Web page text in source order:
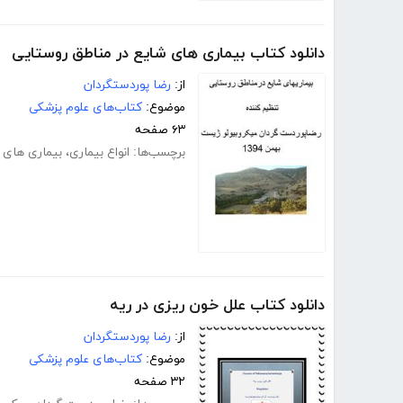
دانلود کتاب بیماری های شایع در مناطق روستایی
از: رضا پوردستگردان
موضوع: کتاب‌های علوم پزشکی
۶۳ صفحه
برچسب‌ها: انواع بیماری، بیماری
دانلود کتاب علل خون ریزی در ریه
از: رضا پوردستگردان
موضوع: کتاب‌های علوم پزشکی
۳۲ صفحه